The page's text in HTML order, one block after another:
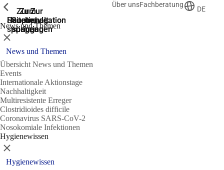
Zur
Suche
springen
Zur
Hauptnavigation
springen
Zur
Hauptnavigation
springen
Zum
Hauptinhalt
springen
Zum
Seitenende
springen
Über unsFachberatung
DE
News und Themen
Zeige vorherige
Schließen
News und Themen
Übersicht News und Themen
Events
Internationale Aktionstage
Nachhaltigkeit
Multiresistente Erreger
Clostridioides difficile
Coronavirus SARS-CoV-2
Nosokomiale Infektionen
Hygienewissen
Zeige vorherige
Schließen
Hygienewissen
Zeige vorherige